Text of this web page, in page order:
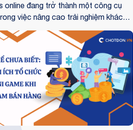
mua sắm
online đang trở thành một công cụ
việc nâng cao trải nghiệm khách
sắm trực tuyến. Trong bối cảnh
ngày càng gay gắt, doanh nghiệp cần
cách sáng tạo để thu hút và giữ
hàng. Những trò chơi nhỏ này không
niềm vui mà còn tạo ra sự tương tác
khách hàng cảm thấy gắn bó hơn với